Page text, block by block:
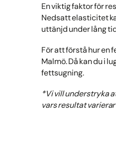
En viktig faktor för
Nedsatt elasticitet
uttänjd under lång
För att förstå hur en
Malmö. Då kan du i
fettsugning.
*Vi vill understryka
vars resultat